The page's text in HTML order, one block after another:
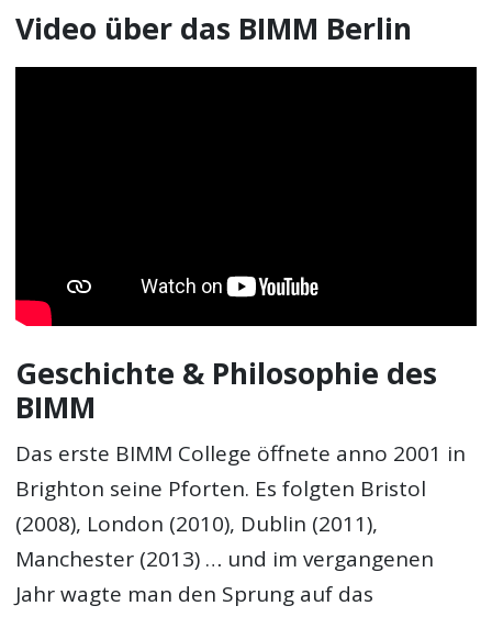
Video über das BIMM Berlin
Geschichte & Philosophie des
BIMM
Das erste BIMM College öffnete anno 2001 in
Brighton seine Pforten. Es folgten Bristol
(2008), London (2010), Dublin (2011),
Manchester (2013) … und im vergangenen
Jahr wagte man den Sprung auf das